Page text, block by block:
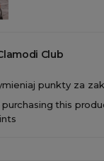
Club
punkty za
purchasing this